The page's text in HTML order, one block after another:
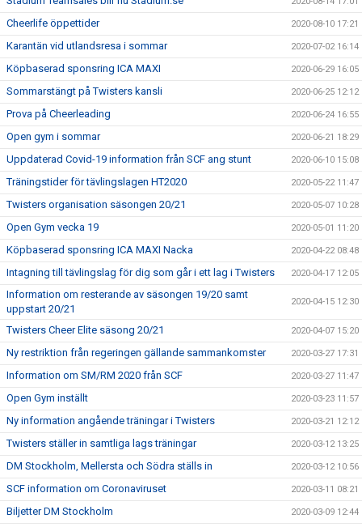
Cheerlife öppettider 2020-08-10 17:21
Karantän vid utlandsresa i sommar 2020-07-02 16:14
Köpbaserad sponsring ICA MAXI 2020-06-29 16:05
Sommarstängt på Twisters kansli 2020-06-25 12:12
Prova på Cheerleading 2020-06-24 16:55
Open gym i sommar 2020-06-21 18:29
Uppdaterad Covid-19 information från SCF ang stunt 2020-06-10 15:08
Träningstider för tävlingslagen HT2020 2020-05-22 11:47
Twisters organisation säsongen 20/21 2020-05-07 10:28
Open Gym vecka 19 2020-05-01 11:20
Köpbaserad sponsring ICA MAXI Nacka 2020-04-22 08:48
Intagning till tävlingslag för dig som går i ett lag i Twisters 2020-04-17 12:05
Information om resterande av säsongen 19/20 samt
uppstart 20/21
2020-04-15 12:30
Twisters Cheer Elite säsong 20/21 2020-04-07 15:20
Ny restriktion från regeringen gällande sammankomster 2020-03-27 17:31
Information om SM/RM 2020 från SCF 2020-03-27 11:47
Open Gym inställt 2020-03-23 11:57
Ny information angående träningar i Twisters 2020-03-21 12:12
Twisters ställer in samtliga lags träningar 2020-03-12 13:25
DM Stockholm, Mellersta och Södra ställs in 2020-03-12 10:56
SCF information om Coronaviruset 2020-03-11 08:21
Biljetter DM Stockholm 2020-03-09 12:44